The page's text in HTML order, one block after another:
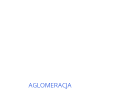
AGLOMERACJA